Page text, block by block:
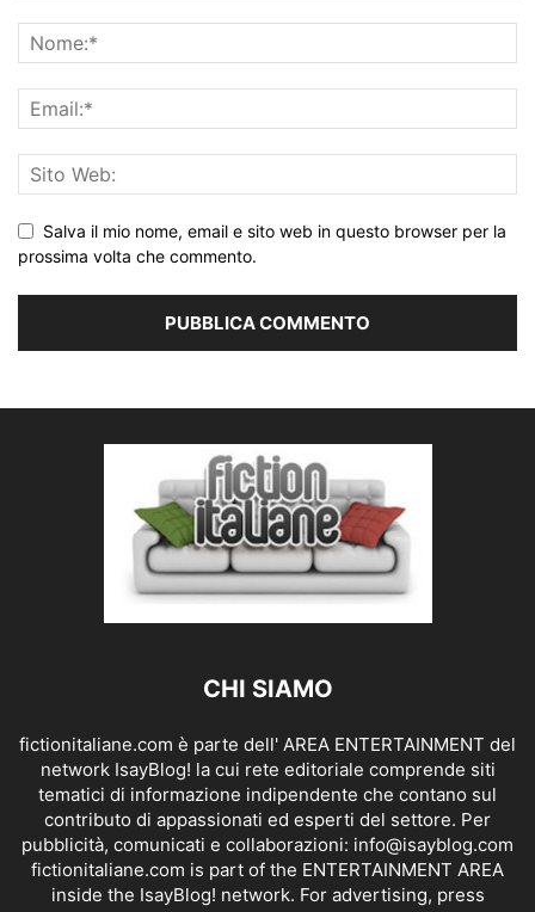
Salva il mio nome, email e sito web in questo browser per la
prossima volta che commento.
CHI SIAMO
fictionitaliane.com è parte dell' AREA ENTERTAINMENT del
network IsayBlog! la cui rete editoriale comprende siti
tematici di informazione indipendente che contano sul
contributo di appassionati ed esperti del settore. Per
pubblicità, comunicati e collaborazioni: info@isayblog.com
fictionitaliane.com is part of the ENTERTAINMENT AREA
inside the IsayBlog! network. For advertising, press